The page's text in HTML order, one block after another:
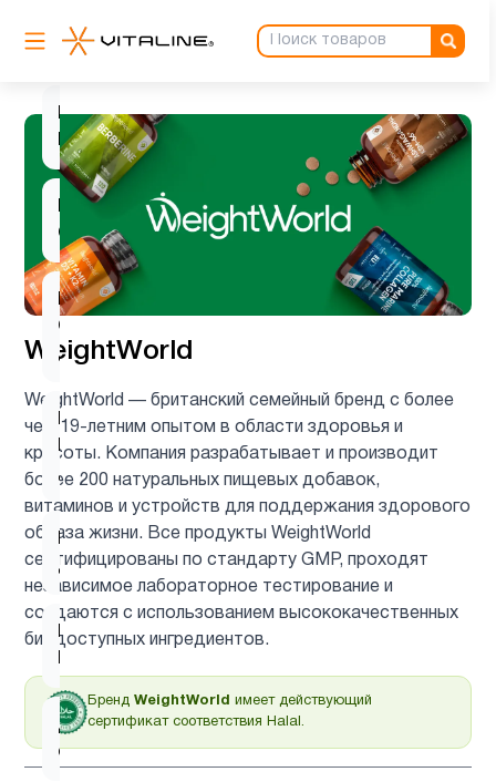
WeightWorld
WeightWorld — британский семейный бренд с более
чем 19-летним опытом в области здоровья и
красоты. Компания разрабатывает и производит
более 200 натуральных пищевых добавок,
витаминов и устройств для поддержания здорового
образа жизни. Все продукты WeightWorld
сертифицированы по стандарту GMP, проходят
независимое лабораторное тестирование и
создаются с использованием высококачественных
биодоступных ингредиентов.
Бренд WeightWorld имеет действующий
сертификат соответствия Halal.
продукт
Витамин
B
2
Витамин
C
2
Витамин
C для
детей
Витамин
D для
детей
Витамин
д3
Гинкго
1
Детская
омега 3